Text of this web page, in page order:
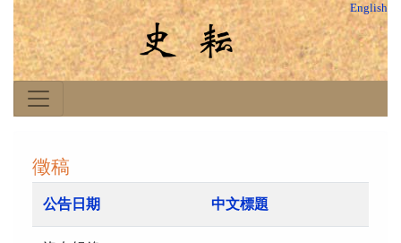
English
徵稿
公告日期 中文標題